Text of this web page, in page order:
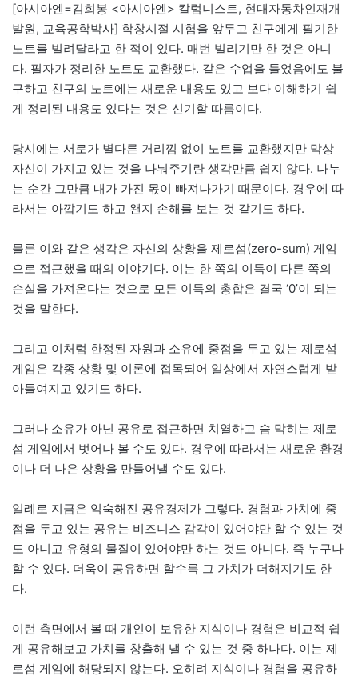
[아시아엔=김희봉 <아시아엔> 칼럼니스트, 현대자동차인재개
발원, 교육공학박사] 학창시절 시험을 앞두고 친구에게 필기한
노트를 빌려달라고 한 적이 있다. 매번 빌리기만 한 것은 아니
다. 필자가 정리한 노트도 교환했다. 같은 수업을 들었음에도 불
구하고 친구의 노트에는 새로운 내용도 있고 보다 이해하기 쉽
게 정리된 내용도 있다는 것은 신기할 따름이다.
당시에는 서로가 별다른 거리낌 없이 노트를 교환했지만 막상
자신이 가지고 있는 것을 나눠주기란 생각만큼 쉽지 않다. 나누
는 순간 그만큼 내가 가진 몫이 빠져나가기 때문이다. 경우에 따
라서는 아깝기도 하고 왠지 손해를 보는 것 같기도 하다.
물론 이와 같은 생각은 자신의 상황을 제로섬(zero-sum) 게임
으로 접근했을 때의 이야기다. 이는 한 쪽의 이득이 다른 쪽의
손실을 가져온다는 것으로 모든 이득의 총합은 결국 ‘0’이 되는
것을 말한다.
그리고 이처럼 한정된 자원과 소유에 중점을 두고 있는 제로섬
게임은 각종 상황 및 이론에 접목되어 일상에서 자연스럽게 받
아들여지고 있기도 하다.
그러나 소유가 아닌 공유로 접근하면 치열하고 숨 막히는 제로
섬 게임에서 벗어나 볼 수도 있다. 경우에 따라서는 새로운 환경
이나 더 나은 상황을 만들어낼 수도 있다.
일례로 지금은 익숙해진 공유경제가 그렇다. 경험과 가치에 중
점을 두고 있는 공유는 비즈니스 감각이 있어야만 할 수 있는 것
도 아니고 유형의 물질이 있어야만 하는 것도 아니다. 즉 누구나
할 수 있다. 더욱이 공유하면 할수록 그 가치가 더해지기도 한
다.
이런 측면에서 볼 때 개인이 보유한 지식이나 경험은 비교적 쉽
게 공유해보고 가치를 창출해 낼 수 있는 것 중 하나다. 이는 제
로섬 게임에 해당되지 않는다. 오히려 지식이나 경험을 공유하